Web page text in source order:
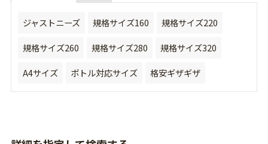
ジャストニーズ 規格サイズ160
規格サイズ220
規格サイズ260
規格サイズ280
規格サイズ320
A4サイズ
ボトル対応サイズ 格安ギザギザ